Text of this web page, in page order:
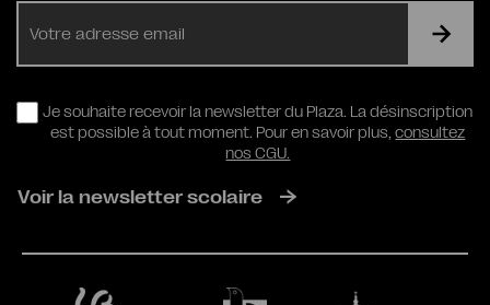
RGPD
Je souhaite recevoir la newsletter du Plaza. La désinscription
est possible à tout moment. Pour en savoir plus,consultez
nos CGU.
Voir la newsletter scolaire